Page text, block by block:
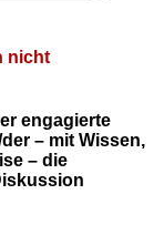
nicht
engagierte
– mit Wissen,
– die